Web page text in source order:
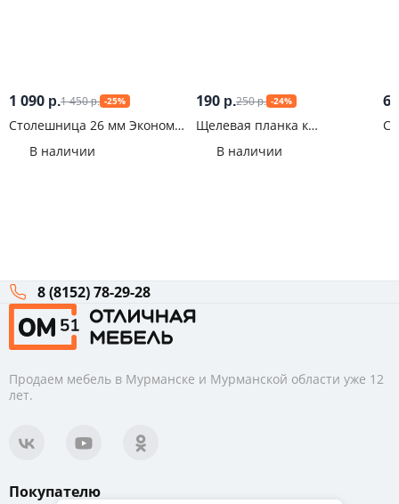
1 090 р.1 450р. -25%
Столешница 26 мм Эконом
В наличии
190 р.250р. -24%
Щелевая планка к
В наличии
8 (8152) 78-29-28
Продаем мебель в Мурманске и Мурманской области уже 12
лет.
Покупателю